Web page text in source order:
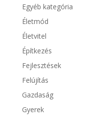
Egyéb kategória
Életmód
Életvitel
Építkezés
Fejlesztések
Felújítás
Gazdaság
Gyerek